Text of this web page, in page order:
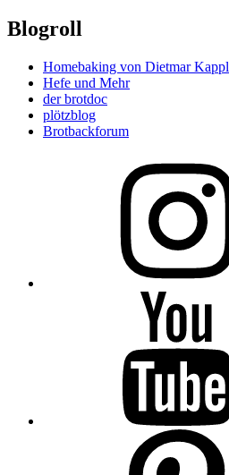
Blogroll
Homebaking von Dietmar Kappl
Hefe und Mehr
der brotdoc
plötzblog
Brotbackforum